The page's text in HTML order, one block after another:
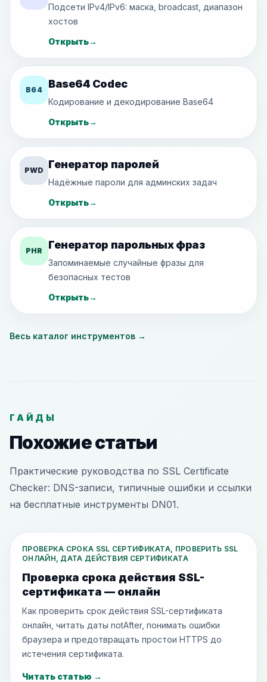
Подсети IPv4/IPv6: маска, broadcast, диапазон
хостов
Открыть→
B64 Base64 Codec
Кодирование и декодирование Base64
Открыть→
PWD Генератор паролей
Надёжные пароли для админских задач
Открыть→
PHR Генератор парольных фраз
Запоминаемые случайные фразы для
безопасных тестов
Открыть→
Весь каталог инструментов →
ГАЙДЫ
Похожие статьи
Практические руководства по SSL Certificate
Checker: DNS-записи, типичные ошибки и ссылки
на бесплатные инструменты DN01.
ПРОВЕРКА СРОКА SSL СЕРТИФИКАТА, ПРОВЕРИТЬ SSL
ОНЛАЙН, ДАТА ДЕЙСТВИЯ СЕРТИФИКАТА
Проверка срока действия SSL-
сертификата — онлайн
Как проверить срок действия SSL-сертификата
онлайн, читать даты notAfter, понимать ошибки
браузера и предотвращать простои HTTPS до
истечения сертификата.
Читать статью →